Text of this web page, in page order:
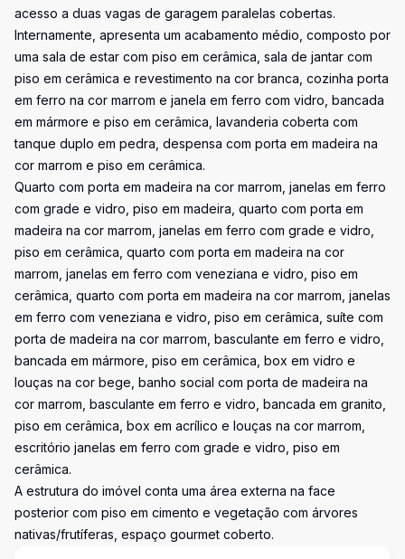
acesso a duas vagas de garagem paralelas cobertas.
Internamente, apresenta um acabamento médio, composto por
uma sala de estar com piso em cerâmica, sala de jantar com
piso em cerâmica e revestimento na cor branca, cozinha porta
em ferro na cor marrom e janela em ferro com vidro, bancada
em mármore e piso em cerâmica, lavanderia coberta com
tanque duplo em pedra, despensa com porta em madeira na
cor marrom e piso em cerâmica.
Quarto com porta em madeira na cor marrom, janelas em ferro
com grade e vidro, piso em madeira, quarto com porta em
madeira na cor marrom, janelas em ferro com grade e vidro,
piso em cerâmica, quarto com porta em madeira na cor
marrom, janelas em ferro com veneziana e vidro, piso em
cerâmica, quarto com porta em madeira na cor marrom, janelas
em ferro com veneziana e vidro, piso em cerâmica, suíte com
porta de madeira na cor marrom, basculante em ferro e vidro,
bancada em mármore, piso em cerâmica, box em vidro e
louças na cor bege, banho social com porta de madeira na
cor marrom, basculante em ferro e vidro, bancada em granito,
piso em cerâmica, box em acrílico e louças na cor marrom,
escritório janelas em ferro com grade e vidro, piso em
cerâmica.
A estrutura do imóvel conta uma área externa na face
posterior com piso em cimento e vegetação com árvores
nativas/frutíferas, espaço gourmet coberto.